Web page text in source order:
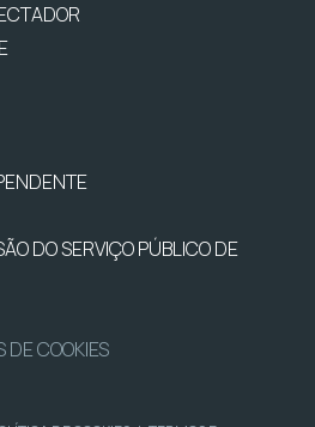
DO SERVIÇO PÚBLICO DE
DE COOKIES